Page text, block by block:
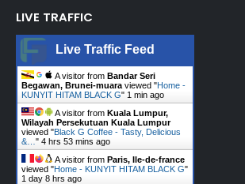
LIVE TRAFFIC
Live Traffic Feed
A visitor from Bandar Seri
Begawan, Brunei-muara viewed "Home -
KUNYIT HITAM BLACK G" 1 min ago
A visitor from Kuala Lumpur,
Wilayah Persekutuan Kuala Lumpur
viewed "Black G Coffee - Tasty, Delicious
&… " 4 hrs 53 mins ago
A visitor from Paris, Ile-de-france
viewed "Home - KUNYIT HITAM BLACK G"
1 day 8 hrs ago